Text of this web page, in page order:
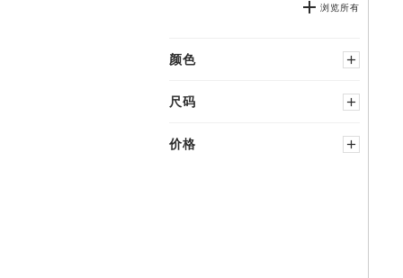
浏览所有
颜色
黑色
棕色
尺码
服装
价格